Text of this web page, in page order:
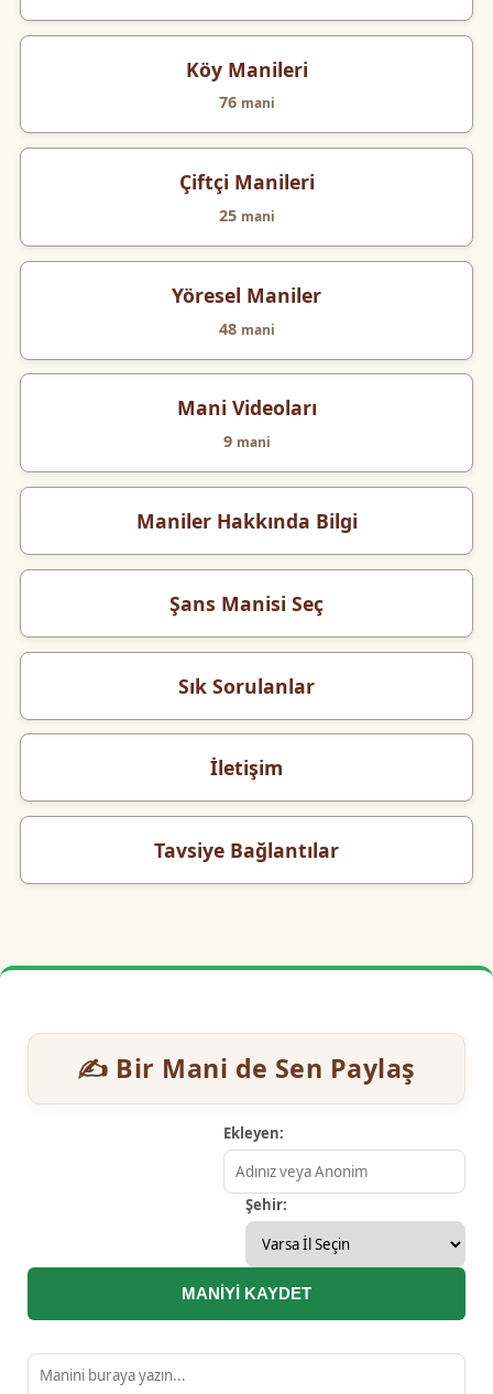
Köy Manileri
76 mani
Çiftçi Manileri
25 mani
Yöresel Maniler
48 mani
Mani Videoları
9 mani
Maniler Hakkında Bilgi
Şans Manisi Seç
Sık Sorulanlar
İletişim
Tavsiye Bağlantılar
✍️ Bir Mani de Sen Paylaş
Ekleyen:
Şehir:
MANİYİ KAYDET